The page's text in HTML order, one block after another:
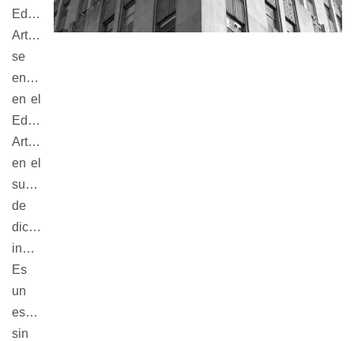
Edificio
Artigas
se
encuentra
en el
Edificio
Artigas,
en el
subsuelo
de
dicho
inmueble.
Es
un
espacio
sin